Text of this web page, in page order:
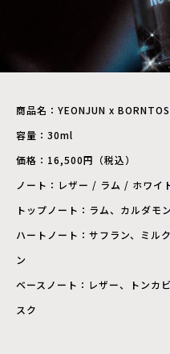
商品名：YEONJUN x
容量：30ml
価格：16,500円（税込）
ノート：レザー / ラム / ホワイ
トップノート：ラム、カルダモ
ハートノート：サフラン、ミル
ン
ベースノート：レザー、トンカ
スク